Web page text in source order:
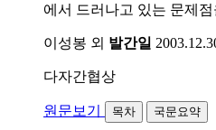
에서 드러나고 있는 문제점
이성봉 외 발간일
다자간협상
원문보기 목차 국문요약